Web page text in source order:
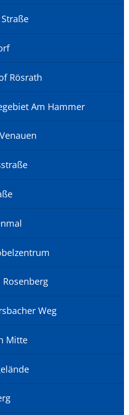
Rösrath
Am Hammer
Rosenberg
Weg
Mitte